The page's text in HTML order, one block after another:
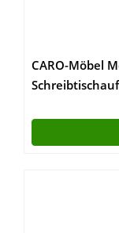
CARO-Möbel